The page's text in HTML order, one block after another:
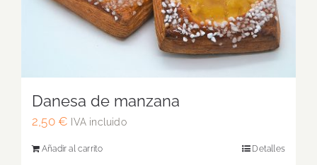
Danesa de manzana
2,50 € IVA incluido
Añadir al carrito Detalles